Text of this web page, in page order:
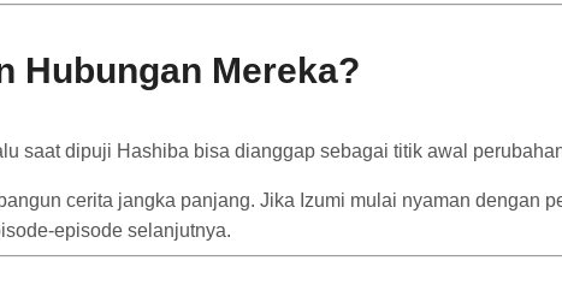
Hubungan Mereka?
saat dipuji Hashiba bisa dianggap sebagai titik awal
cerita jangka panjang. Jika Izumi mulai nyaman dengan
episode selanjutnya.